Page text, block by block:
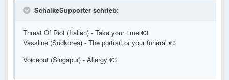
SchalkeSupporter schrieb:
Threat Of Riot (Italien) - Take your time €3
Vassline (Südkorea) - The portrait or your funeral €3
Voiceout (Singapur) - Allergy €3